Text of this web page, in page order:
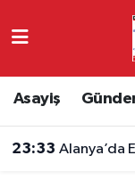
Asayiş
23:33 Alanya’da
Ekonomi
Antalya